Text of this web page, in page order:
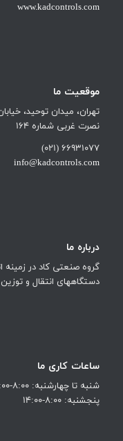
www.kadcontrols.com
موقعیت ما
تهران، میدان توحید،
نصرت غربی شماره 164
66931077 (021)
info@kadcontrols.com
درباره ما
گروه صنعتی کاد در
دستگاههای انتقال و
ساعات کاری ما
شنبه تا چهارشنبه: 8:00-17:00
پنجشنبه: 8:00-14:00